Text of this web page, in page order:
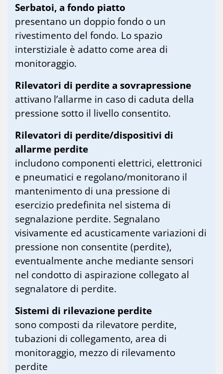
Serbatoi, a fondo piatto
presentano un doppio fondo o un
rivestimento del fondo. Lo spazio
interstiziale è adatto come area di
monitoraggio.
Rilevatori di perdite a sovrapressione
attivano l’allarme in caso di caduta della
pressione sotto il livello consentito.
Rilevatori di perdite/dispositivi di
allarme perdite
includono componenti elettrici, elettronici
e pneumatici e regolano/monitorano il
mantenimento di una pressione di
esercizio predefinita nel sistema di
segnalazione perdite. Segnalano
visivamente ed acusticamente variazioni di
pressione non consentite (perdite),
eventualmente anche mediante sensori
nel condotto di aspirazione collegato al
segnalatore di perdite.
Sistemi di rilevazione perdite
sono composti da rilevatore perdite,
tubazioni di collegamento, area di
monitoraggio, mezzo di rilevamento
perdite